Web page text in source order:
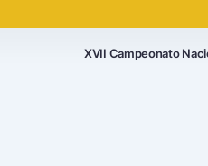
XVII Campeonato